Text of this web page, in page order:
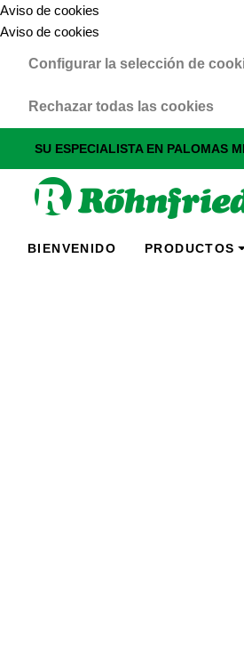
Aviso de cookies
Aviso de cookies
Configurar la selección de
Rechazar todas las cookies
SU ESPECIALISTA EN PALOMAS
BIENVENIDO PRODUCTOS